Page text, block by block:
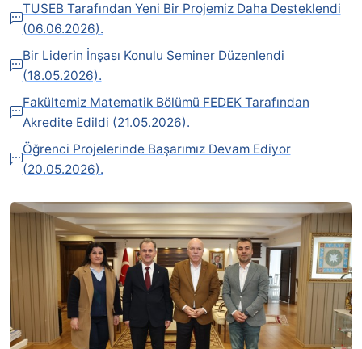
TUSEB Tarafından Yeni Bir Projemiz Daha Desteklendi
(06.06.2026).
Bir Liderin İnşası Konulu Seminer Düzenlendi
(18.05.2026).
Fakültemiz Matematik Bölümü FEDEK Tarafından
Akredite Edildi (21.05.2026).
Öğrenci Projelerinde Başarımız Devam Ediyor
(20.05.2026).